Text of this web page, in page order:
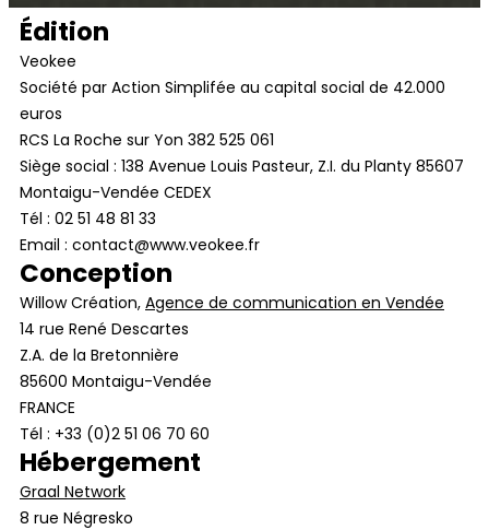
Édition
Veokee
Société par Action Simplifée au capital social de 42.000
euros
RCS La Roche sur Yon 382 525 061
Siège social : 138 Avenue Louis Pasteur, Z.I. du Planty 85607
Montaigu-Vendée CEDEX
Tél : 02 51 48 81 33
Email : contact@www.veokee.fr
Conception
Willow Création, Agence de communication en Vendée
14 rue René Descartes
Z.A. de la Bretonnière
85600 Montaigu-Vendée
FRANCE
Tél : +33 (0)2 51 06 70 60
Hébergement
Graal Network
8 rue Négresko